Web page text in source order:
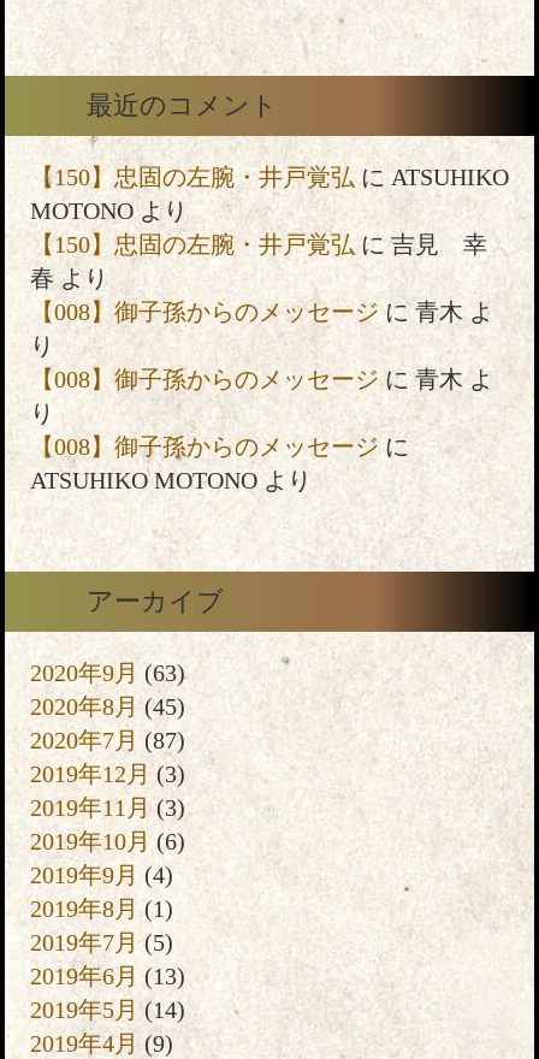
最近のコメント
【150】忠固の左腕・井戸覚弘 に ATSUHIKO
MOTONOより
【150】忠固の左腕・井戸覚弘 に吉見 幸
春 より
【008】御子孫からのメッセージに 青木よ
り
【008】御子孫からのメッセージに青木よ
り
【008】御子孫からのメッセージ に
ATSUHIKO MOTONOより
アーカイブ
2020年9月 (63)
2020年8月 (45)
2020年7月 (87)
2019年12月 (3)
2019年11月(3)
2019年10月(6)
2019年9月 (4)
2019年8月 (1)
2019年7月 (5)
2019年6月 (13)
2019年5月 (14)
2019年4月 (9)